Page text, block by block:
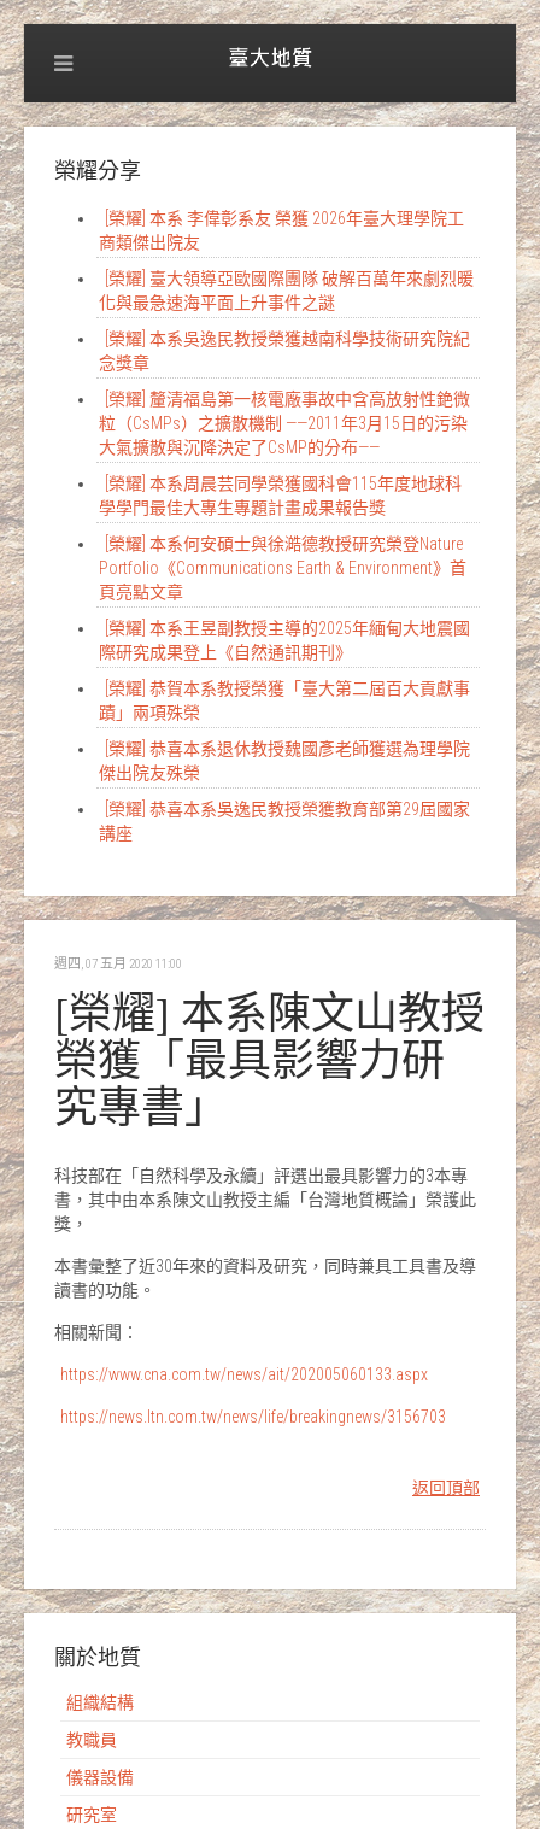
榮耀分享
[榮耀] 本系 李偉彰系友 榮獲 2026年臺大理學院工
商類傑出院友
[榮耀] 臺大領導亞歐國際團隊 破解百萬年來劇烈暖
化與最急速海平面上升事件之謎
[榮耀] 本系吳逸民教授榮獲越南科學技術研究院紀
念獎章
[榮耀] 釐清福島第一核電廠事故中含高放射性銫微
粒（CsMPs）之擴散機制 ——2011年3月15日的污染
大氣擴散與沉降決定了CsMP的分布——
[榮耀] 本系周晨芸同學榮獲國科會115年度地球科
學學門最佳大專生專題計畫成果報告獎
[榮耀] 本系何安碩士與徐澔德教授研究榮登Nature
Portfolio《Communications Earth & Environment》首
頁亮點文章
[榮耀] 本系王昱副教授主導的2025年緬甸大地震國
際研究成果登上《自然通訊期刊》
[榮耀] 恭賀本系教授榮獲「臺大第二屆百大貢獻事
蹟」兩項殊榮
[榮耀] 恭喜本系退休教授魏國彥老師獲選為理學院
傑出院友殊榮
[榮耀] 恭喜本系吳逸民教授榮獲教育部第29屆國家
講座
週四, 07 五月 2020 11:00
[榮耀] 本系陳文山教授
榮獲「最具影響力研
究專書」
科技部在「自然科學及永續」評選出最具影響力的3本專
書，其中由本系陳文山教授主編「台灣地質概論」榮護此
獎，
本書彙整了近30年來的資料及研究，同時兼具工具書及導
讀書的功能。
相關新聞：
https://www.cna.com.tw/news/ait/202005060133.aspx
https://news.ltn.com.tw/news/life/breakingnews/3156703
返回頂部
關於地質
組織結構
教職員
儀器設備
研究室